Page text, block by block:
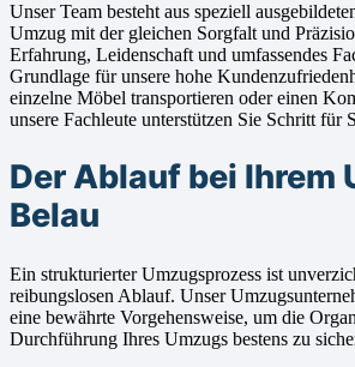
Unser Team besteht aus speziell
Umzug mit der gleichen Sorgfalt und
Erfahrung, Leidenschaft und umfassendes
Grundlage für unsere hohe
einzelne Möbel transportieren oder einen
unsere Fachleute unterstützen Sie Schritt für
Der Ablauf bei Ihrem
Belau
Ein strukturierter Umzugsprozess ist
reibungslosen Ablauf. Unser
eine bewährte Vorgehensweise, um die
Durchführung Ihres Umzugs bestens zu